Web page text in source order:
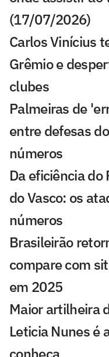
(17/07/2026)
Carlos Vinícius
Grêmio e
clubes
Palmeiras de
entre defesas
números
Da eficiência
do Vasco: os
números
Brasileirão
compare com
em 2025
Maior artilheira
Leticia Nunes é